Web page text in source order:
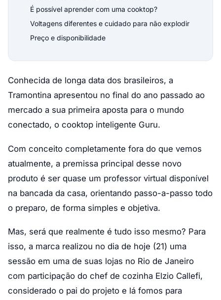
É possível aprender com uma cooktop?
Voltagens diferentes e cuidado para não explodir
Preço e disponibilidade
Conhecida de longa data dos brasileiros, a
Tramontina apresentou no final do ano passado ao
mercado a sua primeira aposta para o mundo
conectado, o cooktop inteligente Guru.
Com conceito completamente fora do que vemos
atualmente, a premissa principal desse novo
produto é ser quase um professor virtual disponível
na bancada da casa, orientando passo-a-passo todo
o preparo, de forma simples e objetiva.
Mas, será que realmente é tudo isso mesmo? Para
isso, a marca realizou no dia de hoje (21) uma
sessão em uma de suas lojas no Rio de Janeiro
com participação do chef de cozinha Elzio Callefi,
considerado o pai do projeto e lá fomos para